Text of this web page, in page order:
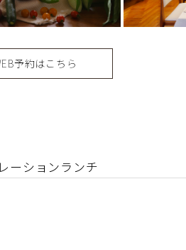
予約はこちら
ーションランチ